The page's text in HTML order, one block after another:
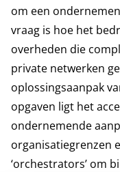
om een
vraag is hoe het
overheden die
private netwerken
oplossingsaanpak
opgaven ligt het
ondernemende
organisatiegrenzen
‘orchestrators’ om